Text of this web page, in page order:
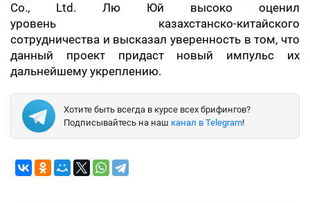
Co., Ltd. Лю Юй высоко оценил
уровень казахстанско-китайского
сотрудничества и высказал уверенность в том, что
данный проект придаст новый импульс их
дальнейшему укреплению.
Хотите быть всегда в курсе всех брифингов?
Подписывайтесь на наш канал в Telegram!